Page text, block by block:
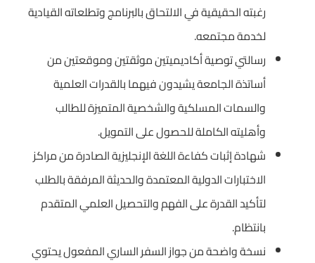
رغبته الحقيقية في الالتحاق بالبرنامج وتطلعاته القيادية
لخدمة مجتمعه.
رسالتي توصية أكاديميتين موثقتين وموقعتين من
أساتذة الجامعة يشيدون فيهما بالقدرات العلمية
والسمات المسلكية والشخصية المتميزة للطالب
وأهليته الكاملة للحصول على التمويل.
شهادة إثبات كفاءة اللغة الإنجليزية الصادرة من مراكز
الاختبارات الدولية المعتمدة والحديثة المرفقة بالطلب
لتأكيد القدرة على الفهم والتحصيل العلمي المتقدم
بانتظام.
نسخة واضحة من جواز السفر الساري المفعول يحتوي